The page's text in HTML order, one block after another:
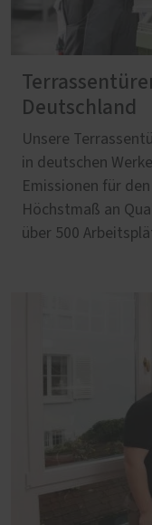
Deutschland
Unsere
in deutschen
Emissionen für
Höchstmaß an
über 500